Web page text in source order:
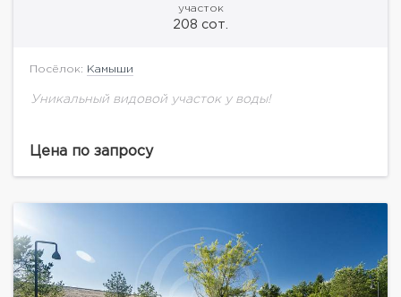
участок
208 сот.
Посёлок: Камыши
Уникальный видовой участок у воды!
Цена по запросу